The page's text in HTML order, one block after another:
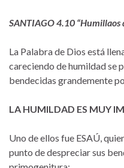
SANTIAGO 4.10 “Humillaos
La Palabra de Dios está
careciendo de humildad se
bendecidas grandemente
LA HUMILDAD ES MUY
Uno de ellos fue ESAÚ,
punto de despreciar sus